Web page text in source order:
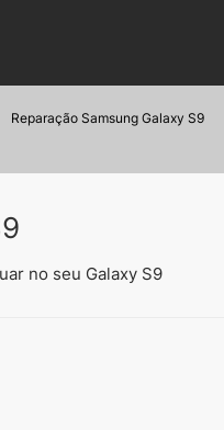
Reparação Samsung Galaxy S9
no seu Galaxy S9